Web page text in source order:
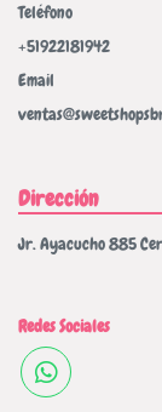
Teléfono
+51922181942
Email
Dirección
Jr. Ayacucho 885
Redes Sociales